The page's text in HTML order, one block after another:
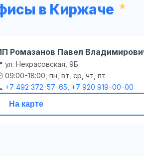
в Киржаче
Ромазанов Павел
ул. Некрасовская, 9Б
09:00-18:00, пн, вт, ср, чт, пт
+7 492 372-57-65, +7 920 919-00-00
На карте